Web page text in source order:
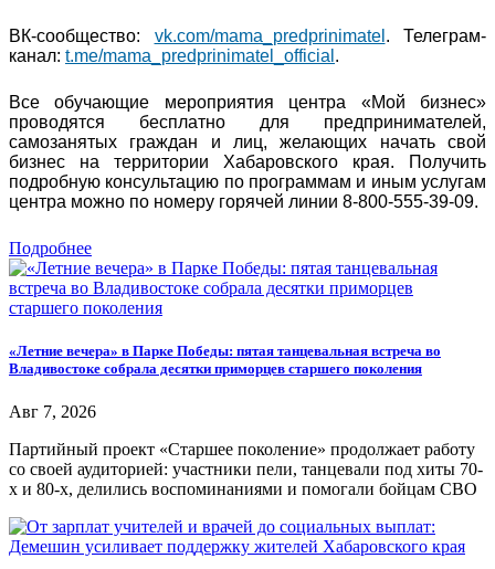
ВК-сообщество: vk.com/mama_predprinimatel . Телеграм-
канал: t.me/mama_predprinimatel_official .
Все обучающие мероприятия центра «Мой бизнес»
проводятся бесплатно для предпринимателей,
самозанятых граждан и лиц, желающих начать свой
бизнес на территории Хабаровского края. Получить
подробную консультацию по программам и иным услугам
центра можно по номеру горячей линии 8-800-555-39-09.
Подробнее
«Летние вечера» в Парке Победы: пятая танцевальная встреча во
Владивостоке собрала десятки приморцев старшего поколения
Авг 7, 2026
Партийный проект «Старшее поколение» продолжает работу
со своей аудиторией: участники пели, танцевали под хиты 70-
х и 80-х, делились воспоминаниями и помогали бойцам СВО